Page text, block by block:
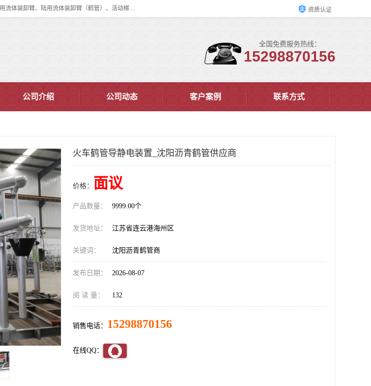
连云港华德石油化工机械有限公司（原连云港石油化工机械总厂），始创于1982年，是从事码头船用流体装卸臂、陆用流体装卸臂（鹤管）、活动梯、钢构平台、定量装车系统等全系列流体装卸设备的设计、制造、销售以及服务的专业供应商。 资质认证
全国免费服务热线：
15298870156
公司介绍 公司动态 客户案例 联系方式
火车鹤管导静电装置_沈阳沥青鹤管供应商
价格： 面议
产品数量： 9999.00个
发货地址： 江苏省连云港海州区
关键词： 沈阳沥青鹤管商
发布日期： 2026-08-07
阅 读 量： 132
销售电话： 15298870156
在线QQ：